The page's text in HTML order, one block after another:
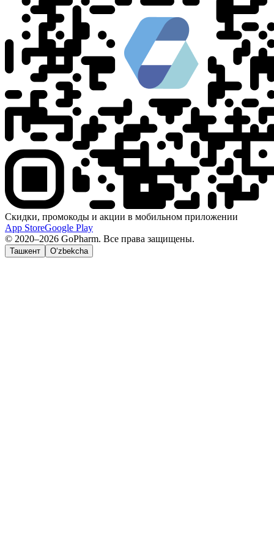
Скидки, промокоды и акции в мобильном приложении
App StoreGoogle Play
© 2020–2026 GoPharm. Все права защищены.
Ташкент O‘zbekcha